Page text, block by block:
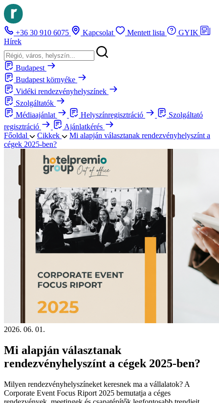
+36 30 910 6075 Kapcsolat Mentett lista
GYIK
Hírek
Budapest
Budapest környéke
Vidéki rendezvényhelyszínek
Szolgáltatók
Médiaajánlat
Helyszínregisztráció
Szolgáltató
regisztráció
Ajánlatkérés
Főoldal
Cikkek
Mi alapján választanak rendezvényhelyszínt a
cégek 2025-ben?
2026. 06. 01.
Mi alapján választanak
rendezvényhelyszínt a cégek 2025-ben?
Milyen rendezvényhelyszíneket keresnek ma a vállalatok? A
Corporate Event Focus Riport 2025 bemutatja a céges